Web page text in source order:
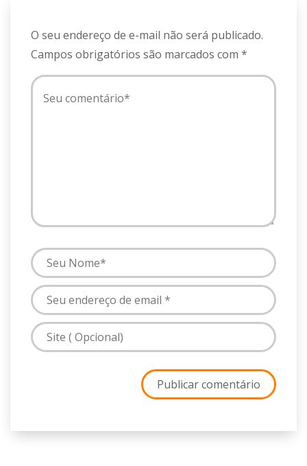
O seu endereço de e-mail não será publicado.
Campos obrigatórios são marcados com *